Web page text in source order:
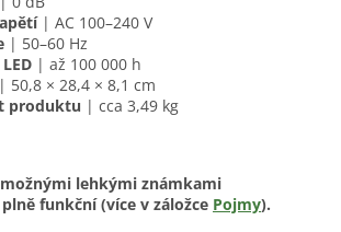
| AC 100–240 V
| 50–60 Hz
| až 100 000 h
| 50,8 × 28,4 × 8,1 cm
produktu | cca 3,49 kg
lehkými známkami
funkční (více v záložce Pojmy).